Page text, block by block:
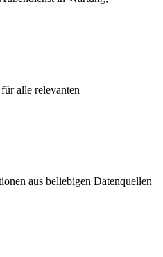
alle relevanten
aus beliebigen Datenquellen